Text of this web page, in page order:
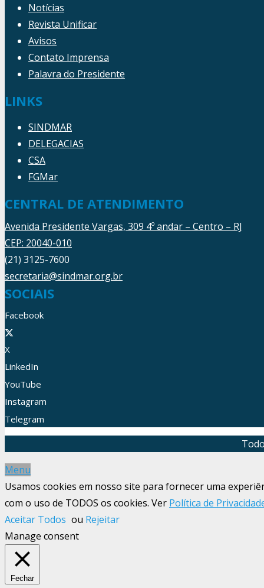
Notícias
Revista Unificar
Avisos
Contato Imprensa
Palavra do Presidente
LINKS
SINDMAR
DELEGACIAS
CSA
FGMar
CENTRAL DE ATENDIMENTO
Avenida Presidente Vargas, 309 4º andar – Centro – RJ
CEP: 20040-010
(21) 3125-7600
secretaria@sindmar.org.br
SOCIAIS
Facebook
X
LinkedIn
YouTube
Instagram
Telegram
Menu
Usamos cookies em nosso site para fornecer uma
com o uso de TODOS os cookies. Ver Política de
Aceitar Todos ou Rejeitar
Manage consent
Fechar